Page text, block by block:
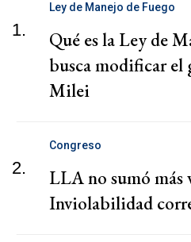
1.
Ley de Manejo de Fuego
Qué es la Ley de
busca modificar el
Milei
2.
Congreso
LLA no sumó más
Inviolabilidad